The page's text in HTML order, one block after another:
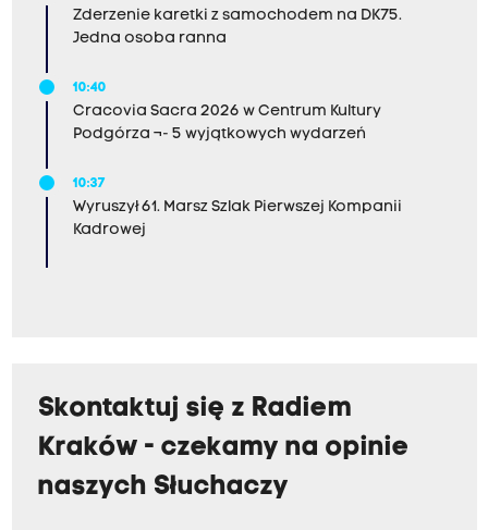
Zderzenie karetki z samochodem na DK75.
Jedna osoba ranna
10:40
Cracovia Sacra 2026 w Centrum Kultury
Podgórza ¬- 5 wyjątkowych wydarzeń
10:37
Wyruszył 61. Marsz Szlak Pierwszej Kompanii
Kadrowej
Skontaktuj się z Radiem
Kraków - czekamy na opinie
naszych Słuchaczy